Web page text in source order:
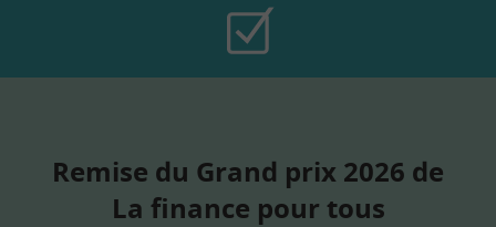
Remise du Grand prix 2026 de
La finance pour tous